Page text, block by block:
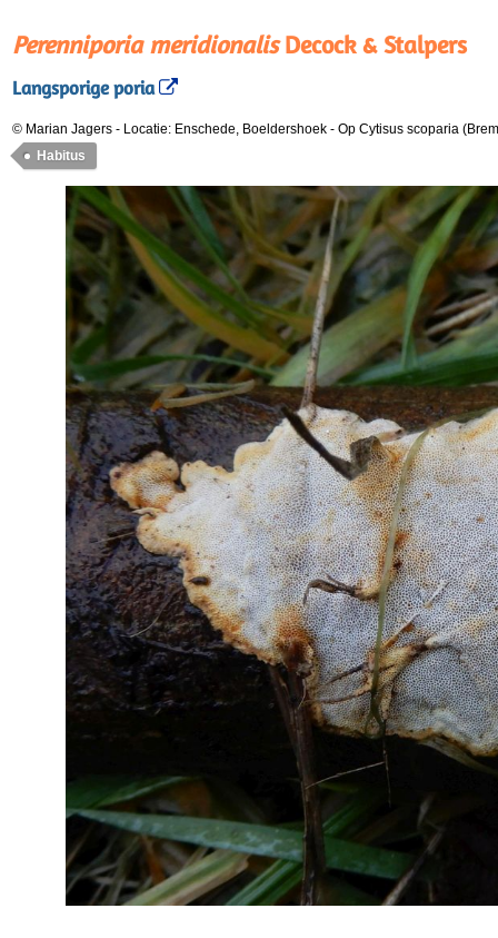
Perenniporia meridionalisDecock & Stalpers
Langsporige poria
© Marian Jagers - Locatie: Enschede, Boeldershoek - Op Cytisus scoparia
Habitus